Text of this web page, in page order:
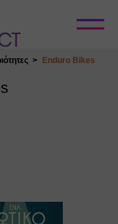
Enduro Bikes